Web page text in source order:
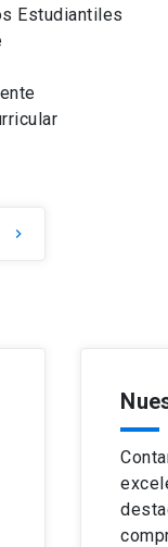
Estudiantiles
keyboard_arrow_right